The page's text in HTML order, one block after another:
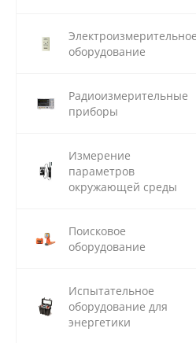
Электроизмерительное
оборудование
Радиоизмерительные
приборы
Измерение
параметров
окружающей среды
Поисковое
оборудование
Испытательное
оборудование для
энергетики